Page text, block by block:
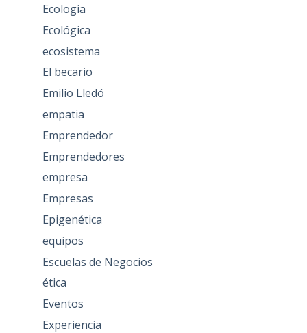
Ecología
Ecológica
ecosistema
El becario
Emilio Lledó
empatia
Emprendedor
Emprendedores
empresa
Empresas
Epigenética
equipos
Escuelas de Negocios
ética
Eventos
Experiencia